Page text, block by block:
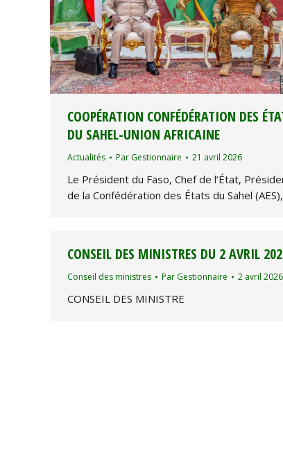
COOPÉRATION CONFÉDÉRATION DES
DU SAHEL-UNION AFRICAINE
Actualités Par Gestionnaire 21 avril 2026
Le Président du Faso, Chef de l’État,
de la Confédération des États du Sahel (AES),
CONSEIL DES MINISTRES DU 2 AVRIL
Conseil des ministres Par Gestionnaire 2 avril 2026
CONSEIL DES MINISTRE